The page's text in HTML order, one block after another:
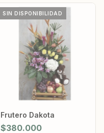
SIN DISPONIBILIDAD
Frutero Dakota
$380.000